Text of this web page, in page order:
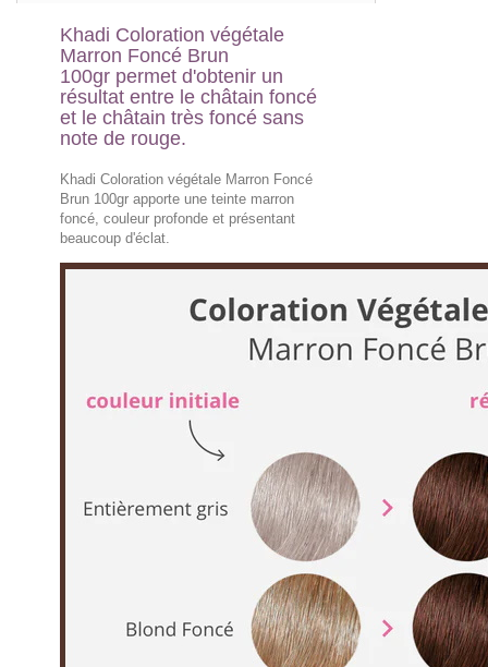
Khadi Coloration végétale
Marron Foncé Brun
100gr permet d'obtenir un
résultat entre le châtain foncé
et le châtain très foncé sans
note de rouge.
Khadi Coloration végétale Marron Foncé
Brun 100gr apporte une teinte marron
foncé, couleur profonde et présentant
beaucoup d'éclat.